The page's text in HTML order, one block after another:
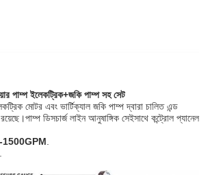
পাম্প ইলেকট্রিক+জকি পাম্প সহ সেট
মোটর এবং ভার্টিক্যাল জকি পাম্প দ্বারা চালিত এন্ড
ডিসচার্জ লাইন আনুষাঙ্গিক সেইসাথে কন্ট্রোল প্যানেল
1500GPM